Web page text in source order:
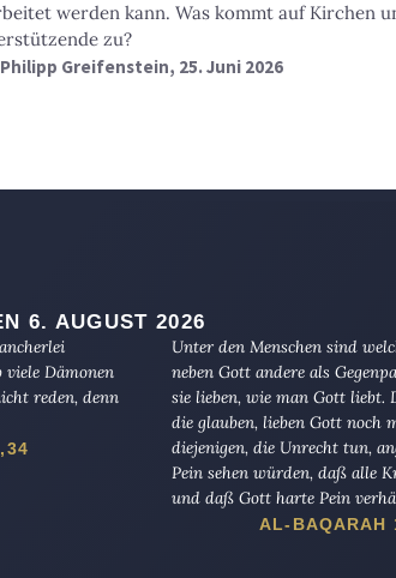
werden kann. Was kommt auf Kirchen
zu?
Philipp Greifenstein, 25. Juni 2026
6. AUGUST 2026
Dämonen
reden, denn
Unter den Menschen sind
neben Gott andere als
sie lieben, wie man Gott liebt.
die glauben, lieben Gott noch
diejenigen, die Unrecht tun,
Pein sehen würden, daß alle
und daß Gott harte Pein
AL-BAQARAH